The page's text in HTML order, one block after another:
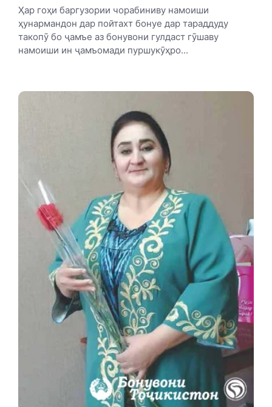
Ҳар гоҳи баргузории чорабиниву намоиши
ҳунармандон дар пойтахт бонуе дар тараддуду
такопӯ бо ҷамъе аз бонувони гулдаст гӯшаву
намоиши ин ҷамъомади пуршукӯҳро...